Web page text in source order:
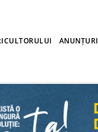
ANUNȚURI